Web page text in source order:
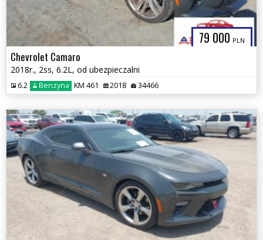
79 000 PLN
Chevrolet Camaro
2018r., 2ss, 6.2L, od ubezpieczalni
6.2 Benzyna KM 461 2018 34466